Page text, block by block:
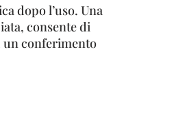
dopo l’uso. Una
consente di
un conferimento